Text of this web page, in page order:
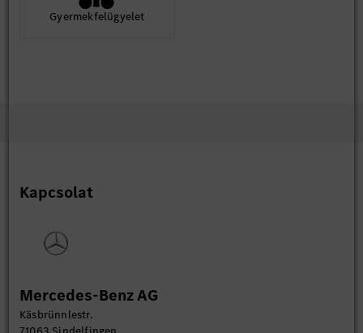
Gyermekfelügyelet
Kapcsolat
Mercedes-Benz AG
Käsbrünnlestr.